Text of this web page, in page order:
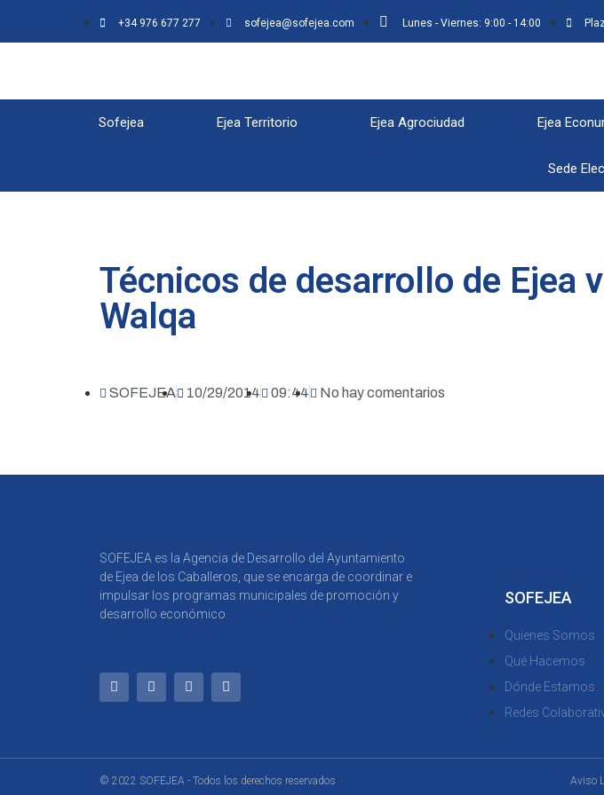
+34 976 677 277 sofejea@sofejea.com Lunes - Viernes: 9:00 - 14:00
Sofejea Ejea Territorio Ejea Agrociudad Ejea
Sede
Técnicos de desarrollo de Ejea
Walqa
SOFEJEA 10/29/2014 09:44 No hay comentarios
SOFEJEA es la Agencia de Desarrollo del Ayuntamiento
de Ejea de los Caballeros, que se encarga de coordinar e
impulsar los programas municipales de promoción y
desarrollo económico
SOFEJEA
Quienes Somos
Qué Hacemos
Dónde Estamos
Redes
© 2022 SOFEJEA - Todos los derechos reservados Aviso